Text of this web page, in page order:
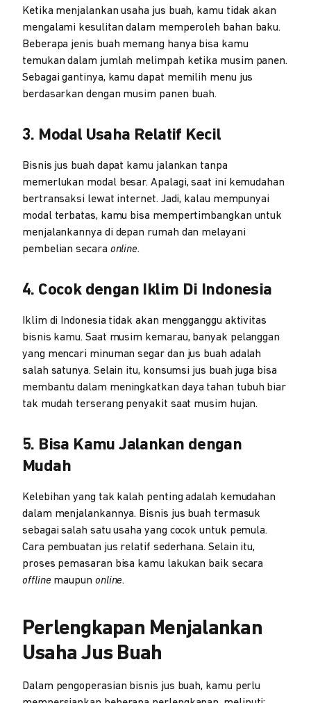
Ketika menjalankan usaha jus buah, kamu tidak akan
mengalami kesulitan dalam memperoleh bahan baku.
Beberapa jenis buah memang hanya bisa kamu
temukan dalam jumlah melimpah ketika musim panen.
Sebagai gantinya, kamu dapat memilih menu jus
berdasarkan dengan musim panen buah.
3. Modal Usaha Relatif Kecil
Bisnis jus buah dapat kamu jalankan tanpa
memerlukan modal besar. Apalagi, saat ini kemudahan
bertransaksi lewat internet. Jadi, kalau mempunyai
modal terbatas, kamu bisa mempertimbangkan untuk
menjalankannya di depan rumah dan melayani
pembelian secara online.
4. Cocok dengan Iklim Di Indonesia
Iklim di Indonesia tidak akan mengganggu aktivitas
bisnis kamu. Saat musim kemarau, banyak pelanggan
yang mencari minuman segar dan jus buah adalah
salah satunya. Selain itu, konsumsi jus buah juga bisa
membantu dalam meningkatkan daya tahan tubuh biar
tak mudah terserang penyakit saat musim hujan.
5. Bisa Kamu Jalankan dengan
Mudah
Kelebihan yang tak kalah penting adalah kemudahan
dalam menjalankannya. Bisnis jus buah termasuk
sebagai salah satu usaha yang cocok untuk pemula.
Cara pembuatan jus relatif sederhana. Selain itu,
proses pemasaran bisa kamu lakukan baik secara
offline maupun online.
Perlengkapan Menjalankan
Usaha Jus Buah
Dalam pengoperasian bisnis jus buah, kamu perlu